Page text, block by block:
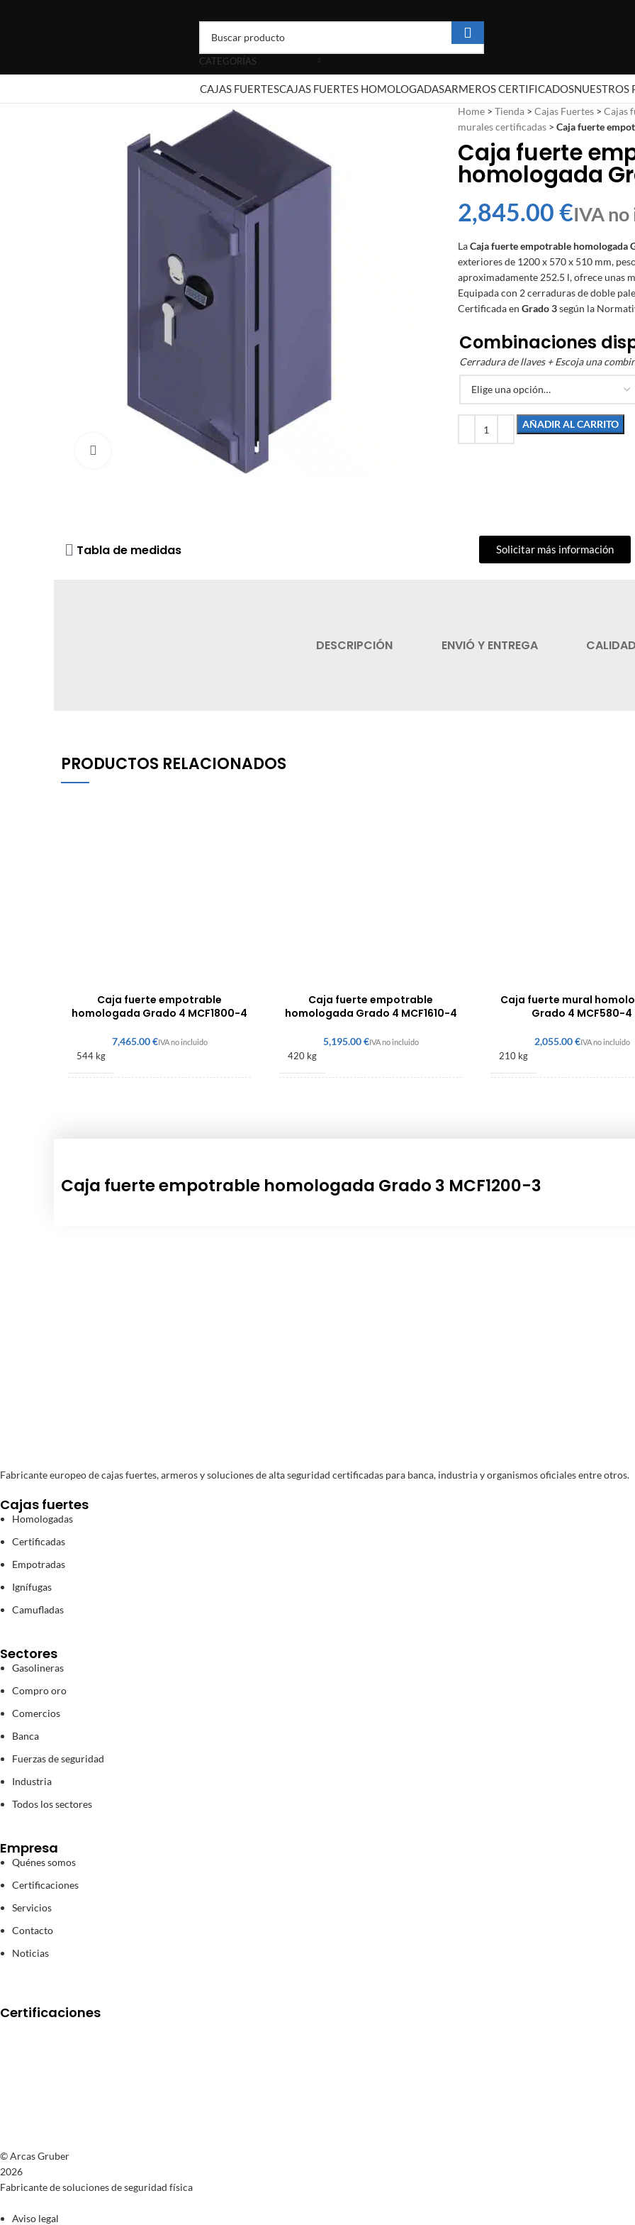
CATEGORÍAS
CAJAS FUERTESCAJAS FUERTES HOMOLOGADASARMEROS CERTIFICADOSNUESTROS
Home > Tienda > Cajas Fuertes > Cajas
murales certificadas > Caja fuerte
Caja fuerte
homologada
€
LaCaja fuerte empotrable homologada
exteriores de 1200 x 570 x 510 mm,
aproximadamente 252.5 l, ofrece unas
Equipada con 2 cerraduras de doble
Certificada en Grado 3según la
Combinaciones
Cerradura de llaves + Escoja una
AÑADIR AL CARRITO
Tabla de medidas Solicitar más información
DESCRIPCIÓN ENVIÓ Y ENTREGA
PRODUCTOS RELACIONADOS
Caja fuerte empotrable
homologada Grado 4 MCF1800-4
€
544 kg
Caja fuerte empotrable
homologada Grado 4 MCF1610-4
€
420 kg
Caja fuerte mural
Grado 4 MCF580-4
€
210 kg
Caja fuerte empotrable homologada Grado 3 MCF1200-3
Fabricante europeo de cajas fuertes, armeros y soluciones de alta seguridad certificadas para banca, industria y organismos oficiales entre otros.
Cajas fuertes
Homologadas
Certificadas
Empotradas
Ignífugas
Camufladas
Sectores
Gasolineras
Compro oro
Comercios
Banca
Fuerzas de seguridad
Industria
Todos los sectores
Empresa
Quénes somos
Certificaciones
Servicios
Contacto
Noticias
Certificaciones
© Arcas Gruber
2026
Fabricante de soluciones de seguridad física
Aviso legal